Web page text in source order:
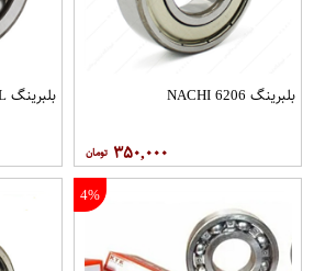
بلبرینگ 6206 NACHI
۳۵۰,۰۰۰
بلبرینگ NBR 16102-22L
4%